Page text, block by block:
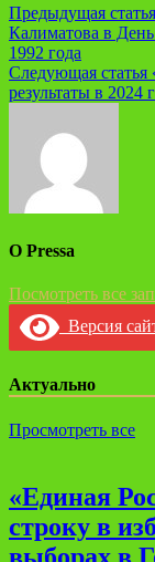
Навигация
по
записям
Предыдущая статья
Калиматова в
1992 года
Следующая статья
результаты в 2024
О Pressa
Посмотреть все
Версия
Актуально
Просмотреть все
«Единая
строку в
выборах в